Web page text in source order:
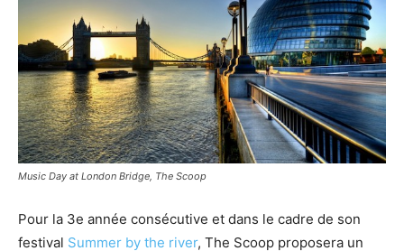
Music Day at London Bridge, The Scoop
Pour la 3e année consécutive et dans le cadre de son
festival Summer by the river, The Scoop proposera un